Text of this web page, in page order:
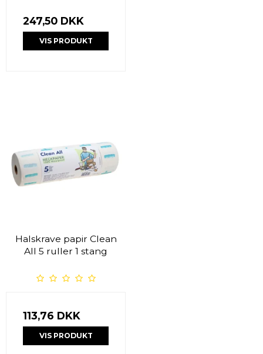
247,50 DKK
VIS PRODUKT
Halskrave papir Clean
All 5 ruller 1 stang
113,76 DKK
VIS PRODUKT